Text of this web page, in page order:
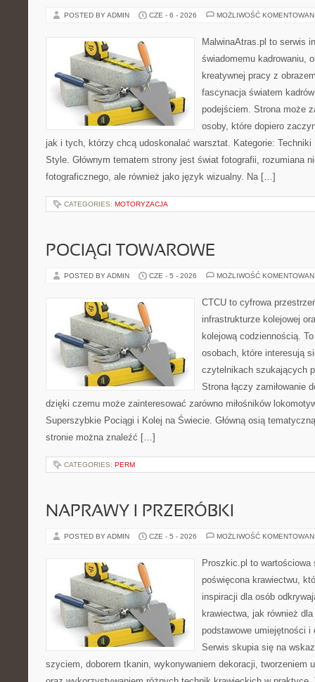
POSTED BY ADMIN CZE - 6 - 2026 MOŻLIWOŚĆ
MalwinaAtras.pl to serwis
świadomemu kadrowaniu,
kreatywnej pracy z
fascynacja światem
podejściem. Strona może
osoby, które dopiero
jak i tych, którzy chcą udoskonalać warsztat. Kategorie:
Style. Głównym tematem strony jest świat fotografii, rozumiana
fotograficznego, ale również jako język wizualny. Na […]
CATEGORIES: MOTORYZACJA
POCIĄGI TOWAROWE
POSTED BY ADMIN CZE - 5 - 2026 MOŻLIWOŚĆ
CTCU to cyfrowa
infrastrukturze kolejowej
kolejową codziennością.
osobach, które interesują
czytelnikach szukających
Strona łączy zamiłowanie
dzięki czemu może zainteresować zarówno miłośników
Superszybkie Pociągi i Kolej na Świecie. Główną osią
stronie można znaleźć […]
CATEGORIES: PERM
NAPRAWY I PRZERÓBKI
POSTED BY ADMIN CZE - 5 - 2026 MOŻLIWOŚĆ
Proszkic.pl to wartościowa
poświęcona krawiectwu,
inspiracji dla osób
krawiectwa, jak również
podstawowe umiejętności
Serwis skupia się na
szyciem, doborem tkanin, wykonywaniem dekoracji, tworzeniem